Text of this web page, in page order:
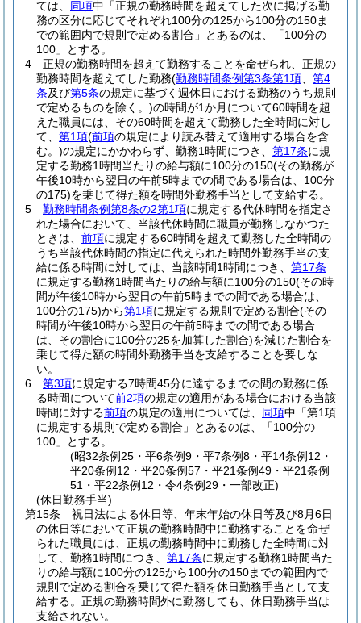
ては、 同項中「正規の勤務時間を超えてした次に掲げる勤
務の区分に応じてそれぞれ100分の125から100分の150ま
での範囲内で規則で定める割合」とあるのは、「100分の
100」とする。
4
正規の勤務時間を超えて勤務することを命ぜられ、正規の
勤務時間を超えてした勤務(勤務時間条例第3条第1項
第4
条及び第5条の規定に基づく週休日における勤務のうち規則
で定めるものを除く。)の時間が1か月について60時間を超
えた職員には、その60時間を超えて勤務した全時間に対し
て、 第1項(前項の規定により読み替えて適用する場合を含
む。)の規定にかかわらず、勤務1時間につき、 第17条に規
定する勤務1時間当たりの給与額に100分の150(その勤務が
午後10時から翌日の午前5時までの間である場合は、100分
の175)を乗じて得た額を時間外勤務手当として支給する。
5
勤務時間条例第8条の2第1項に規定する代休時間を指定さ
れた場合において、当該代休時間に職員が勤務しなかつた
ときは、 前項に規定する60時間を超えて勤務した全時間の
うち当該代休時間の指定に代えられた時間外勤務手当の支
給に係る時間に対しては、当該時間1時間につき、 第17条
に規定する勤務1時間当たりの給与額に100分の150(その時
間が午後10時から翌日の午前5時までの間である場合は、
100分の175)から第1項に規定する規則で定める割合(その
時間が午後10時から翌日の午前5時までの間である場合
は、その割合に100分の25を加算した割合)を減じた割合を
乗じて得た額の時間外勤務手当を支給することを要しな
い。
6
第3項に規定する7時間45分に達するまでの間の勤務に係
る時間について前2項の規定の適用がある場合における当該
時間に対する前項の規定の適用については、 同項中「第1項
に規定する規則で定める割合」とあるのは、「100分の
100」とする。
(昭32条例25・平6条例9・平7条例8・平14条例12・
平20条例12・平20条例57・平21条例49・平21条例
51・平22条例12・令4条例29・一部改正)
(休日勤務手当)
第15条
祝日法による休日等、年末年始の休日等及び8月6日
の休日等において正規の勤務時間中に勤務することを命ぜ
られた職員には、正規の勤務時間中に勤務した全時間に対
して、勤務1時間につき、 第17条に規定する勤務1時間当た
りの給与額に100分の125から100分の150までの範囲内で
規則で定める割合を乗じて得た額を休日勤務手当として支
給する。 正規の勤務時間外に勤務しても、休日勤務手当は
支給されない。